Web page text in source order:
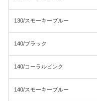
130/スモーキーブルー
140/ブラック
140/コーラルピンク
140/スモーキーブルー